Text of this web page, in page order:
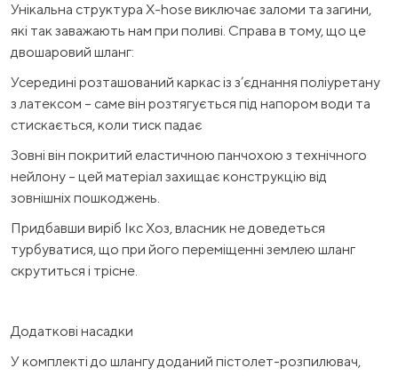
Унікальна структура X-hose виключає заломи та загини,
які так заважають нам при поливі. Справа в тому, що це
двошаровий шланг:
Усередині розташований каркас із з’єднання поліуретану
з латексом – саме він розтягується під напором води та
стискається, коли тиск падає
Зовні він покритий еластичною панчохою з технічного
нейлону – цей матеріал захищає конструкцію від
зовнішніх пошкоджень.
Придбавши виріб Ікс Хоз, власник не доведеться
турбуватися, що при його переміщенні землею шланг
скрутиться і трісне.
Додаткові насадки
У комплекті до шлангу доданий пістолет-розпилювач,